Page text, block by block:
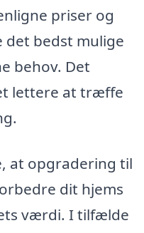
priser og
det bedst mulige
behov. Det
lettere at træffe
at opgradering til
dit hjems
værdi. I tilfælde